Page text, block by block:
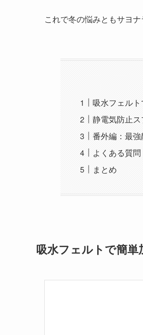
これで冬の悩みともサヨ
吸水フェルト
静電気防止ス
番外編：最
よくある質問
まとめ
吸水フェルトで簡単